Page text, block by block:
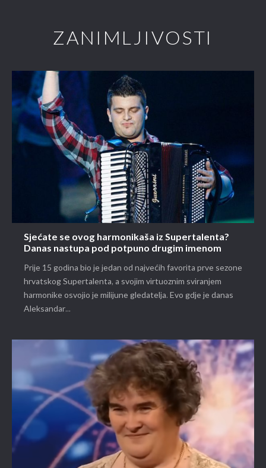
ZANIMLJIVOSTI
Sjećate se ovog harmonikaša iz Supertalenta?
Danas nastupa pod potpuno drugim imenom
Prije 15 godina bio je jedan od najvećih favorita prve sezone
hrvatskog Supertalenta, a svojim virtuoznim sviranjem
harmonike osvojio je milijune gledatelja. Evo gdje je danas
Aleksandar...